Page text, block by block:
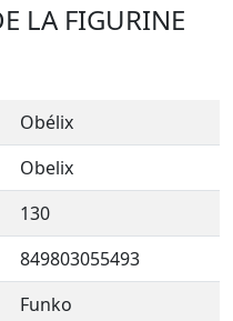
LA FIGURINE
Obélix
Obelix
130
849803055493
Funko